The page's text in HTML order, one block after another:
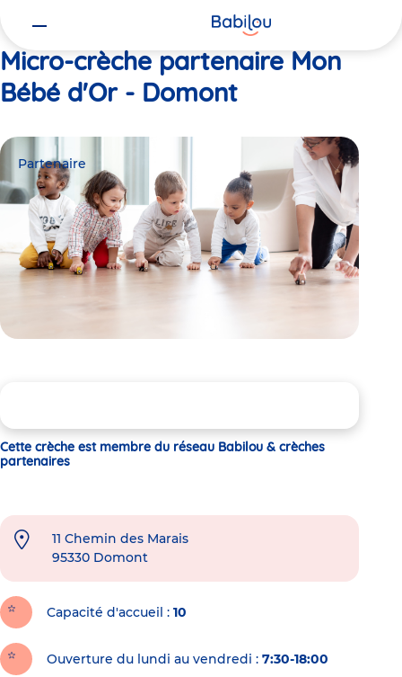
Micro-crèche partenaire Mon
Bébé d'Or - Domont
Partenaire
Cette crèche est membre du réseau Babilou & crèches
partenaires
11 Chemin des Marais
95330 Domont
Capacité d'accueil 10
Ouverture du lundi au vendredi : 7:30-18:00